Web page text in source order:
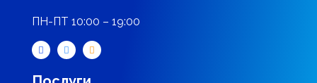
ПН-ПТ 10:00 – 19:00